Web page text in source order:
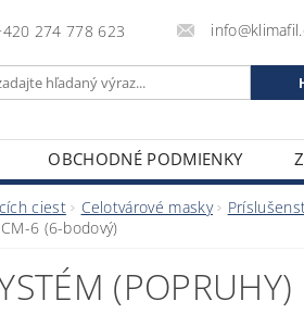
274 778 623
OBCHODNÉ PODMIENKY
ciest Celotvárové masky
6 (6-bodový)